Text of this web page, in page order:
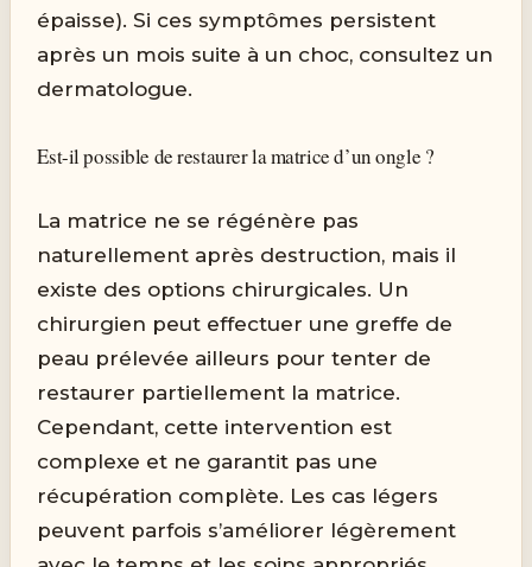
épaisse). Si ces symptômes persistent
après un mois suite à un choc, consultez un
dermatologue.
Est-il possible de restaurer la matrice d’un ongle ?
La matrice ne se régénère pas
naturellement après destruction, mais il
existe des options chirurgicales. Un
chirurgien peut effectuer une greffe de
peau prélevée ailleurs pour tenter de
restaurer partiellement la matrice.
Cependant, cette intervention est
complexe et ne garantit pas une
récupération complète. Les cas légers
peuvent parfois s’améliorer légèrement